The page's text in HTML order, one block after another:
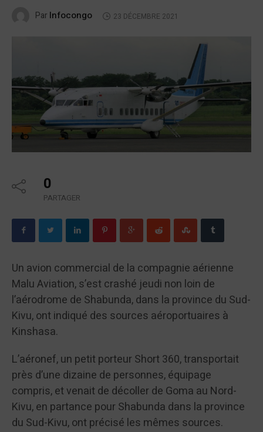
Par Infocongo 23 DÉCEMBRE 2021
0
PARTAGER
Un avion commercial de la compagnie aérienne
Malu Aviation, s’est crashé jeudi non loin de
l’aérodrome de Shabunda, dans la province du Sud-
Kivu, ont indiqué des sources aéroportuaires à
Kinshasa.
L’aéronef, un petit porteur Short 360, transportait
près d’une dizaine de personnes, équipage
compris, et venait de décoller de Goma au Nord-
Kivu, en partance pour Shabunda dans la province
du Sud-Kivu, ont précisé les mêmes sources.